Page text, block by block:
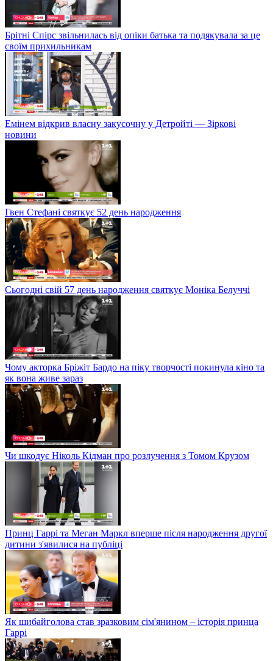
Брітні Спірс звільнилась від опіки батька та подякувала за це
своїм прихильникам
Емінем відкрив власну закусочну у Детройті — Зіркові
новини
Гвен Стефані святкує 52 день народження
Сьогодні свій 57 день народження святкує Моніка Белуччі
Чому акторка Бріжіт Бардо на піку творчості покинула кіно та
як вона живе зараз
Чи шкодує Ніколь Кідман про розлучення з Томом Крузом
Принц Гаррі та Меган Маркл вперше після народження другої
дитини з'явилися на публіці
Як шибайголова став зразковим сім'янином – історія принца
Гаррі